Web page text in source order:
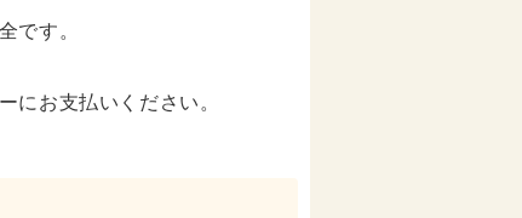
です。
にお支払いください。